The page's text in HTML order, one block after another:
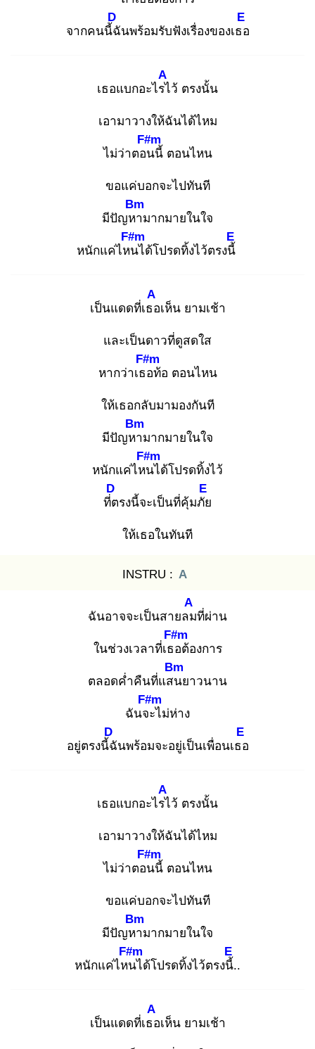
จากคนนี้ฉั
D
นพร้อมรับฟังเรื่องของเธอ
E
เธอแบกอะไรไ
A
ว้ ตรงนั้น
เอามาวางให้ฉันได้ไหม
ไม่ว่าตอน
F#m
นี้ ตอนไหน
ขอแค่บอกจะไปทันที
มีปัญหา
Bm
มากมายในใจ
หนักแค่ไหน
F#m
ได้โปรดทิ้งไว้ตรงนี้
E
เป็นแดดที่เธอ
A
เห็น ยามเช้า
และเป็นดาวที่ดูสดใส
หากว่าเธอ
F#m
ท้อ ตอนไหน
ให้เธอกลับมามองกันที
มีปัญหา
Bm
มากมายในใจ
หนักแค่ไหน
F#m
ได้โปรดทิ้งไว้
ที่ต
D
รงนี้จะเป็นที่คุ้มภัย
E
ให้เธอในทันที
INSTRU : A
ฉันอาจจะเป็นสายลม
A
ที่ผ่าน
ในช่วงเวลาที่เธอ
F#m
ต้องการ
ตลอดค่ำคืนที่แสน
Bm
ยาวนาน
ฉันจะ
F#m
ไม่ห่าง
อยู่ตรงนี้ฉั
D
นพร้อมจะอยู่เป็นเพื่อนเธอ
E
เธอแบกอะไรไ
A
ว้ ตรงนั้น
เอามาวางให้ฉันได้ไหม
ไม่ว่าตอน
F#m
นี้ ตอนไหน
ขอแค่บอกจะไปทันที
มีปัญหา
Bm
มากมายในใจ
หนักแค่ไหน
F#m
ได้โปรดทิ้งไว้ตรงนี้.
E
.
เป็นแดดที่เธอ
A
เห็น ยามเช้า